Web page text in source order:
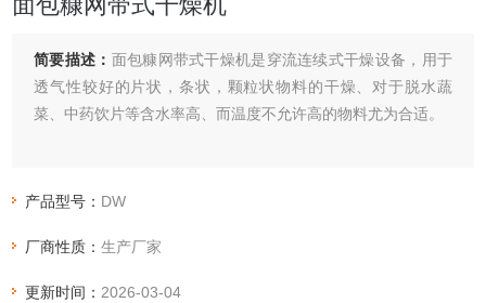
简要描述： 面包糠网带式干燥机是穿流连续式干燥设备，用于
透气性较好的片状，条状，颗粒状物料的干燥、对于脱水蔬
菜、中药饮片等含水率高、而温度不允许高的物料尤为合适。
产品型号： DW
厂商性质：生产厂家
更新时间： 2026-03-04